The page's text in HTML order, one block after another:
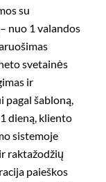
su
nuo 1 valandos
svetainės
ir
pagal šabloną,
dieną, kliento
sistemoje
raktažodžių
paieškos